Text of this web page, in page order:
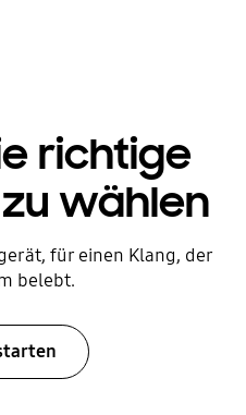
richtige
wählen
für einen Klang, der
belebt.